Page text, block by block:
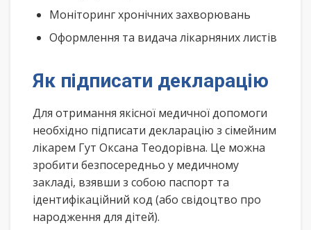
Моніторинг хронічних захворювань
Оформлення та видача лікарняних листів
Як підписати декларацію
Для отримання якісної медичної допомоги
необхідно підписати декларацію з сімейним
лікарем Гут Оксана Теодорівна. Це можна
зробити безпосередньо у медичному
закладі, взявши з собою паспорт та
ідентифікаційний код (або свідоцтво про
народження для дітей).